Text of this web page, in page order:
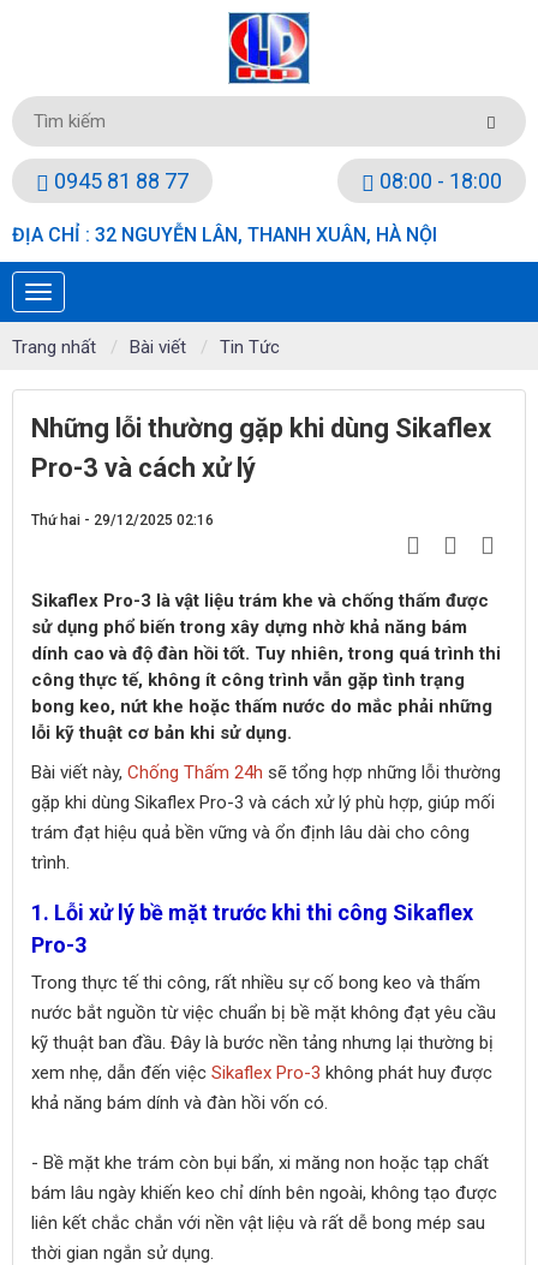
0945 81 88 77 08:00 - 18:00
ĐỊA CHỈ : 32 NGUYỄN LÂN, THANH XUÂN, HÀ NỘI
Trang nhất Bài viết Tin Tức
Những lỗi thường gặp khi dùng Sikaflex
Pro-3 và cách xử lý
Thứ hai - 29/12/2025 02:16
Sikaflex Pro-3 là vật liệu trám khe và chống thấm được
sử dụng phổ biến trong xây dựng nhờ khả năng bám
dính cao và độ đàn hồi tốt. Tuy nhiên, trong quá trình thi
công thực tế, không ít công trình vẫn gặp tình trạng
bong keo, nứt khe hoặc thấm nước do mắc phải những
lỗi kỹ thuật cơ bản khi sử dụng.
Bài viết này, Chống Thấm 24h sẽ tổng hợp những lỗi thường
gặp khi dùng Sikaflex Pro-3 và cách xử lý phù hợp, giúp mối
trám đạt hiệu quả bền vững và ổn định lâu dài cho công
trình.
1. Lỗi xử lý bề mặt trước khi thi công Sikaflex
Pro-3
Trong thực tế thi công, rất nhiều sự cố bong keo và thấm
nước bắt nguồn từ việc chuẩn bị bề mặt không đạt yêu cầu
kỹ thuật ban đầu. Đây là bước nền tảng nhưng lại thường bị
xem nhẹ, dẫn đến việc Sikaflex Pro-3 không phát huy được
khả năng bám dính và đàn hồi vốn có.
- Bề mặt khe trám còn bụi bẩn, xi măng non hoặc tạp chất
bám lâu ngày khiến keo chỉ dính bên ngoài, không tạo được
liên kết chắc chắn với nền vật liệu và rất dễ bong mép sau
thời gian ngắn sử dụng.